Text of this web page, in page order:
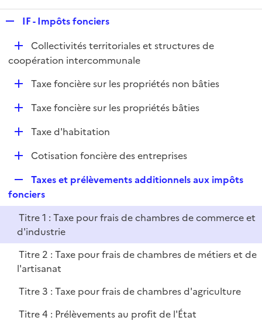
p
l
i
e
r
IF - Impôts fonciers
D
é
Collectivités territoriales et structures de
coopération intercommunale
DTaxe foncière sur les propriétés non bâties
D
r
Taxe foncière sur les propriétés bâties
D
e
r
Taxe d'habitation
D
l
i
e
r
Cotisation foncière des entreprises
e
p
l
i
e
Taxes et prélèvements additionnels aux impôts
fonciers
Titre 1 : Taxe pour frais de chambres de commerce et
d'industrie
Titre 2 : Taxe pour frais de chambres de métiers et de
l'artisanat
Titre 3 : Taxe pour frais de chambres d'agriculture
Titre 4 : Prélèvements au profit de l'État